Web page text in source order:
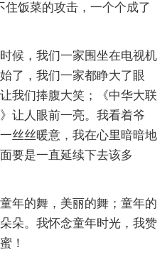
饭菜的攻击，一个个成了
候，我们一家围坐在电视机
了，我们一家都睁大了眼
我们捧腹大笑；《中华大联
让人眼前一亮。我看着爷
丝丝暖意，我在心里暗暗地
要是一直延续下去该多
年的舞，美丽的舞；童年的
朵。我怀念童年时光，我赞
！